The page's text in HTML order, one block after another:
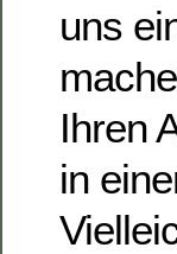
uns
Ihren
in